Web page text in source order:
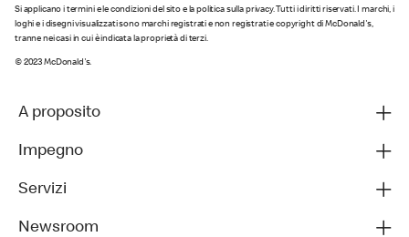
Si applicano i termini e le condizioni del sito e la politica sulla privacy. Tutti i diritti riservati. I marchi, i
loghi e i disegni visualizzati sono marchi registrati e non registrati e copyright di McDonald's,
tranne nei casi in cui è indicata la proprietà di terzi.
© 2023 McDonald's.
A proposito
Impegno
Servizi
Newsroom